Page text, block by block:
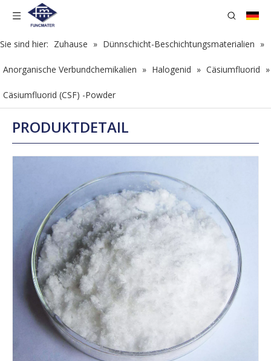
Sie sind hier: Zuhause » Dünnschicht-Beschichtungsmaterialien »
Anorganische Verbundchemikalien » Halogenid » Cäsiumfluorid »
Cäsiumfluorid (CSF) -Powder
PRODUKTDETAIL